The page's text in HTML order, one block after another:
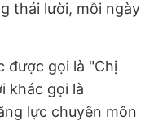
thái lười, mỗi ngày
được gọi là "Chị
khác gọi là
lực chuyên môn